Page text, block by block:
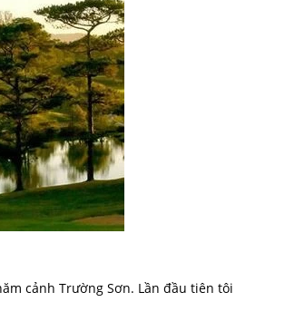
cảnh Trường Sơn. Lần đầu tiên tôi